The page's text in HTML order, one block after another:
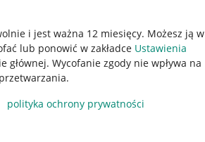
i jest ważna 12 miesięcy. Możesz ją w
lub ponowić w zakładce Ustawienia
głównej. Wycofanie zgody nie wpływa na
polityka ochrony prywatności